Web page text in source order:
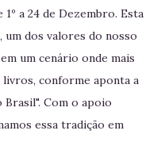
a 24 de Dezembro. Esta
dos valores do nosso
um cenário onde mais
conforme aponta a
Com o apoio
essa tradição em